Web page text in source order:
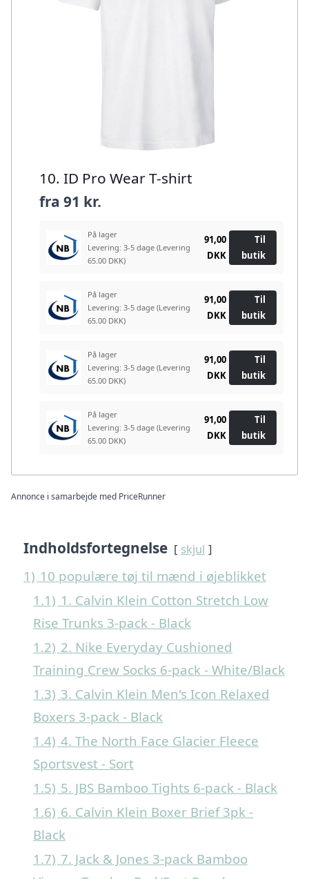
10. ID Pro Wear T-shirt
fra 91 kr.
På lager
Levering: 3-5 dage (Levering
65.00 DKK)
91,00
DKK
Til
butik
På lager
Levering: 3-5 dage (Levering
65.00 DKK)
91,00
DKK
Til
butik
På lager
Levering: 3-5 dage (Levering
65.00 DKK)
91,00
DKK
Til
butik
På lager
Levering: 3-5 dage (Levering
65.00 DKK)
91,00
DKK
Til
butik
Annonce i samarbejde med PriceRunner
Indholdsfortegnelse skjul
1) 10 populære tøj til mænd i øjeblikket
1.1) 1. Calvin Klein Cotton Stretch Low
Rise Trunks 3-pack - Black
1.2) 2. Nike Everyday Cushioned
Training Crew Socks 6-pack - White/Black
1.3) 3. Calvin Klein Men's Icon Relaxed
Boxers 3-pack - Black
1.4) 4. The North Face Glacier Fleece
Sportsvest - Sort
1.5) 5. JBS Bamboo Tights 6-pack - Black
1.6) 6. Calvin Klein Boxer Brief 3pk -
Black
1.7) 7. Jack & Jones 3-pack Bamboo